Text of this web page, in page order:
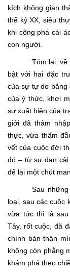
kích không gian
thế kỷ XX, siêu
khi công phá cái
con người.
Tóm lại,
bật với hai đặc
của sự tự do bằng
của ý thức, khơi
sự xuất hiện của
giới đã thâm
thực, vừa thấm
vết của cuộc đời
đó – từ sự đan
để lại một chút
Sau
loại, sau các cuộc
vừa tức thì là sau
Tây, rốt cuộc, đã
chính bản thân
không còn phẳng
khám phá theo